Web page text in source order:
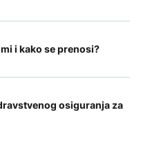
i kako se prenosi?
osiguranja za